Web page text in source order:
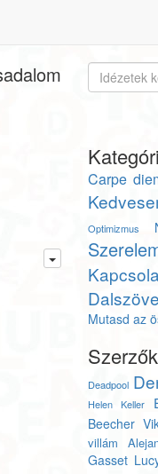
Carpe
Optimizmus
Mutasd az
Szerzők
Deadpool
Helen Keller
Beecher
villám
Gasset